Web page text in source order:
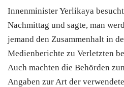
Innenminister Yerlikaya
Nachmittag und sagte, man
jemand den Zusammenhalt in
Medienberichte zu Verletzten
Auch machten die Behörden
Angaben zur Art der